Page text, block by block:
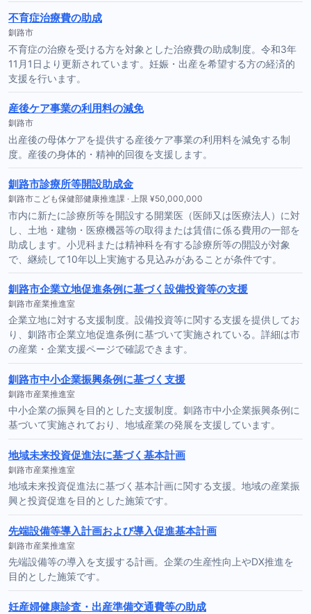
不育症治療費の助成
釧路市
不育症の治療を受ける方を対象とした治療費の助成制度。令和3年
11月1日より更新されています。妊娠・出産を希望する方の経済的
支援を行います。
産後ケア事業の利用料の減免
釧路市
出産後の母体ケアを提供する産後ケア事業の利用料を減免する制
度。産後の身体的・精神的回復を支援します。
釧路市診療所等開設助成金
釧路市こども保健部健康推進課 · 上限 ¥50,000,000
市内に新たに診療所等を開設する開業医（医師又は医療法人）に対
し、土地・建物・医療機器等の取得または賃借に係る費用の一部を
助成します。小児科または精神科を有する診療所等の開設が対象
で、継続して10年以上実施する見込みがあることが条件です。
釧路市企業立地促進条例に基づく設備投資等の支援
釧路市産業推進室
企業立地に対する支援制度。設備投資等に関する支援を提供してお
り、釧路市企業立地促進条例に基づいて実施されている。詳細は市
の産業・企業支援ページで確認できます。
釧路市中小企業振興条例に基づく支援
釧路市産業推進室
中小企業の振興を目的とした支援制度。釧路市中小企業振興条例に
基づいて実施されており、地域産業の発展を支援しています。
地域未来投資促進法に基づく基本計画
釧路市産業推進室
地域未来投資促進法に基づく基本計画に関する支援。地域の産業振
興と投資促進を目的とした施策です。
先端設備等導入計画および導入促進基本計画
釧路市産業推進室
先端設備等の導入を支援する計画。企業の生産性向上やDX推進を
目的とした施策です。
妊産婦健康診査・出産準備交通費等の助成